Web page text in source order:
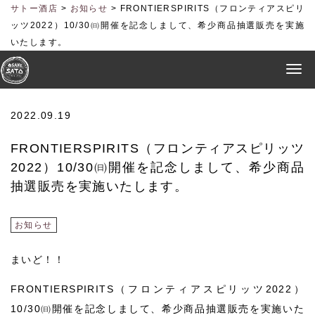
サトー酒店 > お知らせ > FRONTIERSPIRITS（フロンティアスピリ
ッツ2022）10/30㈰開催を記念しまして、希少商品抽選販売を実施
いたします。
2022.09.19
FRONTIERSPIRITS（フロンティアスピリッツ
2022）10/30㈰開催を記念しまして、希少商品
抽選販売を実施いたします。
お知らせ
まいど！！
FRONTIERSPIRITS（フロンティアスピリッツ2022）
10/30㈰開催を記念しまして、希少商品抽選販売を実施いた